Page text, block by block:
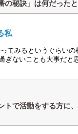
の秘訣」は何だった
私
てみるというぐらい
ぎないことも大事だと
トで活動をする方に